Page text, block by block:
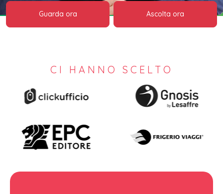
Guarda ora Ascolta ora
CI HANNO SCELTO